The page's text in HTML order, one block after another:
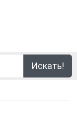
Искать!